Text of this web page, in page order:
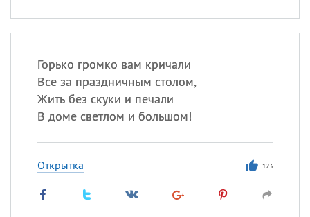
Горько громко вам кричали
Все за праздничным столом,
Жить без скуки и печали
В доме светлом и большом!
Открытка 123